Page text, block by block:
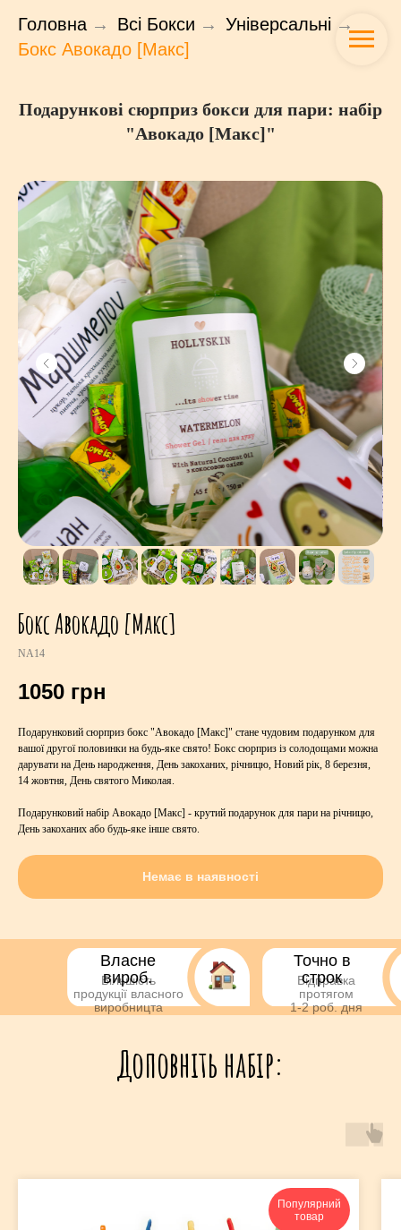
Головна → Всі Бокси → Універсальні →
Бокс Авокадо [Макс]
Подарункові сюрприз бокси для пари: набір
"Авокадо [Макс]"
Бокс Авокадо [Макс]
NA14
1050 грн
Подарунковий сюрприз бокс "Авокадо [Макс]" стане чудовим подарунком для
вашої другої половинки на будь-яке свято! Бокс сюрприз із солодощами можна
дарувати на День народження, День закоханих, річницю, Новий рік, 8 березня,
14 жовтня, День святого Миколая.
Подарунковий набір Авокадо [Макс] - крутий подарунок для пари на річницю,
День закоханих або будь-яке інше свято.
Немає в наявності
Відправка
протягом
1-2 роб. дня
Більшість
продукції власного
виробницта
Точно в
строк
Власне
вироб.
Доповніть набір:
Популярний
товар